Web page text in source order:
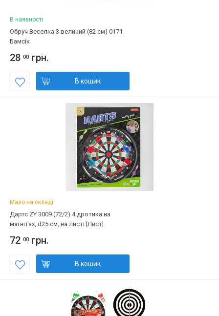
В наявності
Обруч Веселка 3 великий (82 см) 0171
Бамсік
28 00 грн.
В кошик
Мало на складі
Дартс ZY 3009 (72/2) 4 дротика на
магнітах, d25 см, на листі [Лист]
72 00 грн.
В кошик